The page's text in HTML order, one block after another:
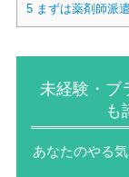
5まずは薬剤師派
未経験・ブ
も
あなたのやる